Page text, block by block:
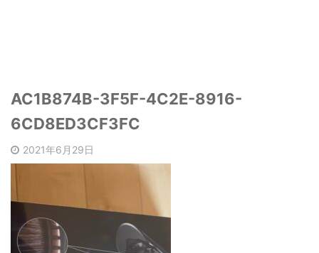
AC1B874B-3F5F-4C2E-8916-
6CD8ED3CF3FC
2021年6月29日